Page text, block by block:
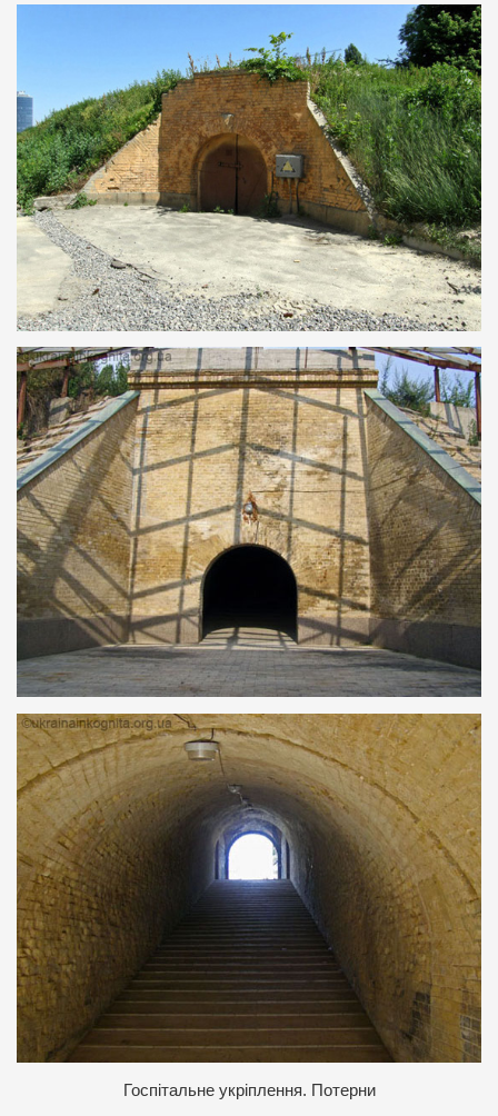
Госпітальне укріплення. Потерни